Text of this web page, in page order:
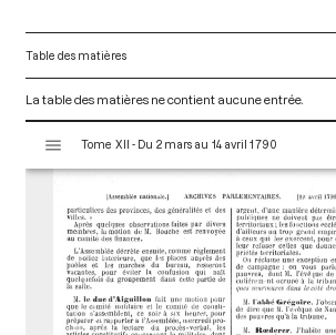
Table des matières
La table des matières ne contient aucune entrée.
s
Tome XII - Du 2 mars au 14 avril 1790